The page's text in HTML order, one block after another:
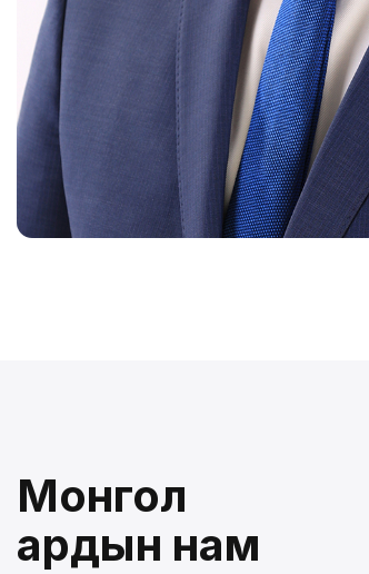
Монгол
ардын нам